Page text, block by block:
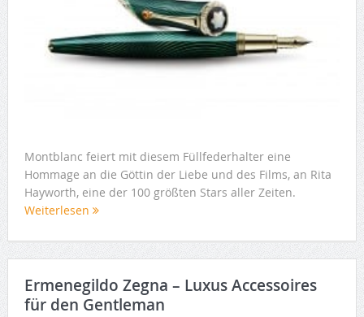
Montblanc feiert mit diesem Füllfederhalter eine
Hommage an die Göttin der Liebe und des Films, an Rita
Hayworth, eine der 100 größten Stars aller Zeiten.
Weiterlesen
Ermenegildo Zegna – Luxus Accessoires
für den Gentleman